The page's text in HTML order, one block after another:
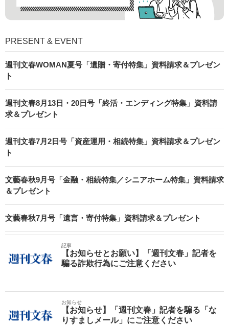
PRESENT & EVENT
週刊文春WOMAN夏号「遺贈・寄付特集」資料請求＆プレゼン
ト
週刊文春8月13日・20日号「終活・エンディング特集」資料請
求＆プレゼント
週刊文春7月2日号「資産運用・相続特集」資料請求＆プレゼン
ト
文藝春秋9月号「金融・相続特集／シニアホーム特集」資料請求
＆プレゼント
文藝春秋7月号「遺言・寄付特集」資料請求＆プレゼント
記事
【お知らせとお願い】「週刊文春」記者を
騙る詐欺行為にご注意ください
お知らせ
【お知らせ】「週刊文春」記者を騙る「な
りすましメール」にご注意ください